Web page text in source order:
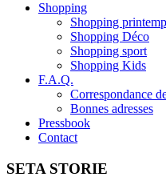
Shopping
Shopping
Shopping Déco
Shopping sport
Shopping Kids
F.A.Q.
Correspondance
Bonnes adresses
Pressbook
Contact
SETA STORIE